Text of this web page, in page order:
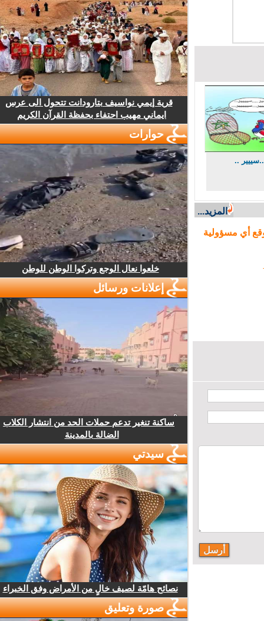
..
المزيد...
أي مسؤولية
قرية إيمي نواسيف بتارودانت تتحول الى عرس
ايماني مهيب احتفاء بحفظة القرآن الكريم
حوارات
خلعوا نعال الوجع وتركوا الوطن للوطن
إعلانات ورسائل
ساكنة تنغير تدعم حملات الحد من انتشار الكلاب
الضالة بالمدينة
سيدتي
نصائح هامّة لصيف خالٍ من الأمراض وفق الخبراء
صورة وتعليق